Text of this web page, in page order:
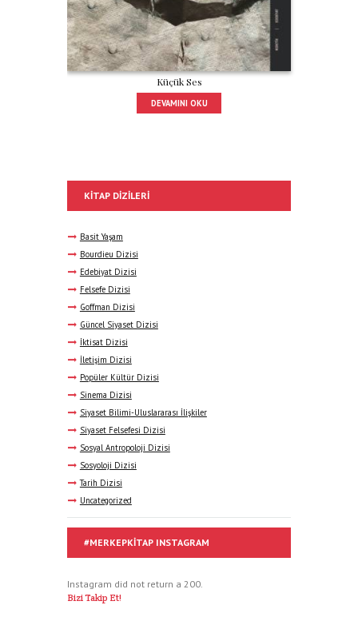
Küçük Ses
DEVAMINI OKU
KITAP DIZILERI
Basit Yaşam
Bourdieu Dizisi
Edebiyat Dizisi
Felsefe Dizisi
Goffman Dizisi
Güncel Siyaset Dizisi
İktisat Dizisi
İletişim Dizisi
Popüler Kültür Dizisi
Sinema Dizisi
Siyaset Bilimi-Uluslararası İlişkiler
Siyaset Felsefesi Dizisi
Sosyal Antropoloji Dizisi
Sosyoloji Dizisi
Tarih Dizisi
Uncategorized
#MERKEPKITAP INSTAGRAM
Instagram did not return a 200.
Bizi Takip Et!